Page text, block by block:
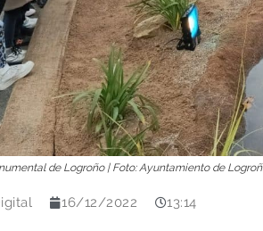
de Logroño | Foto: Ayuntamiento de
16/12/2022 13:14